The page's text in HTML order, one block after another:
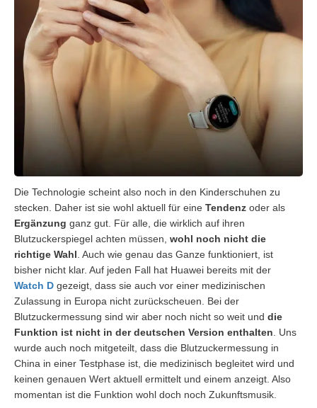
Die Technologie scheint also noch in den Kinderschuhen zu
stecken. Daher ist sie wohl aktuell für eine Tendenz oder als
Ergänzung ganz gut. Für alle, die wirklich auf ihren
Blutzuckerspiegel achten müssen, wohl noch nicht die
richtige Wahl. Auch wie genau das Ganze funktioniert, ist
bisher nicht klar. Auf jeden Fall hat Huawei bereits mit der
Watch D gezeigt, dass sie auch vor einer medizinischen
Zulassung in Europa nicht zurückscheuen. Bei der
Blutzuckermessung sind wir aber noch nicht so weit und die
Funktion ist nicht in der deutschen Version enthalten. Uns
wurde auch noch mitgeteilt, dass die Blutzuckermessung in
China in einer Testphase ist, die medizinisch begleitet wird und
keinen genauen Wert aktuell ermittelt und einem anzeigt. Also
momentan ist die Funktion wohl doch noch Zukunftsmusik.